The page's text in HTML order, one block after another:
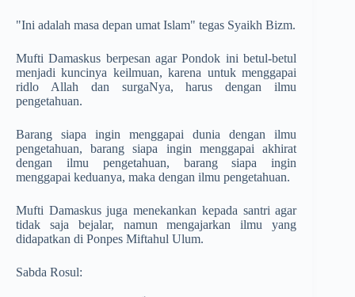
"Ini adalah masa depan umat Islam" tegas Syaikh Bizm.
Mufti Damaskus berpesan agar Pondok ini betul-betul
menjadi kuncinya keilmuan, karena untuk menggapai
ridlo Allah dan surgaNya, harus dengan ilmu
pengetahuan.
Barang siapa ingin menggapai dunia dengan ilmu
pengetahuan, barang siapa ingin menggapai akhirat
dengan ilmu pengetahuan, barang siapa ingin
menggapai keduanya, maka dengan ilmu pengetahuan.
Mufti Damaskus juga menekankan kepada santri agar
tidak saja bejalar, namun mengajarkan ilmu yang
didapatkan di Ponpes Miftahul Ulum.
Sabda Rosul: